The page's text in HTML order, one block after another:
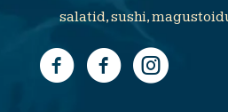
salatid, sushi,